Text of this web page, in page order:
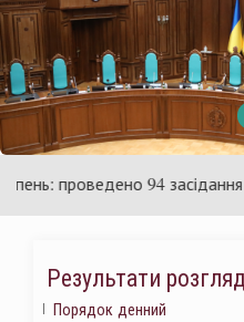
проведено 94 засідання та
Результати
Порядок денний